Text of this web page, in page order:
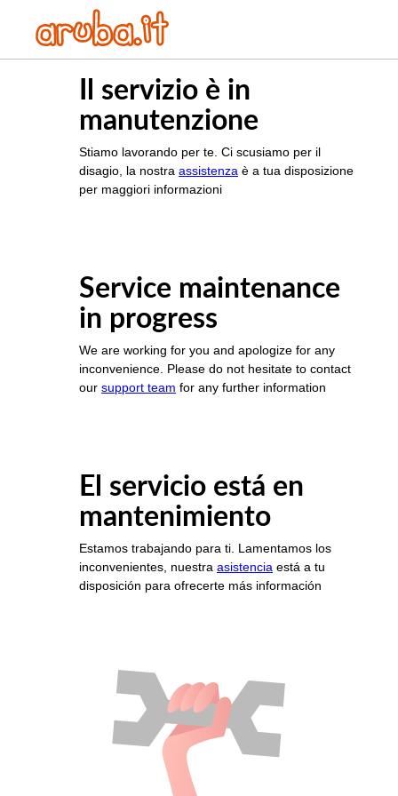
Il servizio è in
manutenzione
Stiamo lavorando per te. Ci scusiamo per il
disagio, la nostra assistenza è a tua disposizione
per maggiori informazioni
Service maintenance
in progress
We are working for you and apologize for any
inconvenience. Please do not hesitate to contact
our support team for any further information
El servicio está en
mantenimiento
Estamos trabajando para ti. Lamentamos los
inconvenientes, nuestra asistencia está a tu
disposición para ofrecerte más información